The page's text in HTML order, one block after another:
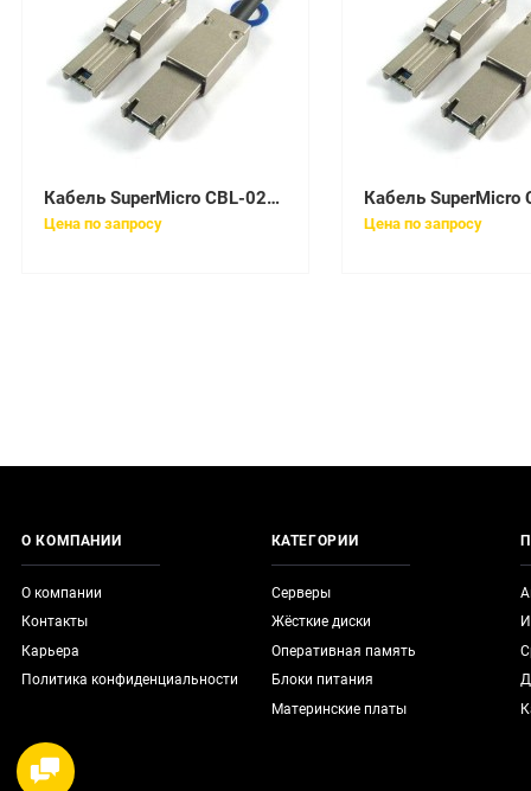
Кабель SuperMicro CBL-0214L
Цена по запросу Цена по запросу
О КОМПАНИИ
О компании
Контакты
Карьера
Политика конфиденциальности
КАТЕГОРИИ
Серверы
Жёсткие диски
Оперативная память
Блоки питания
Материнские платы